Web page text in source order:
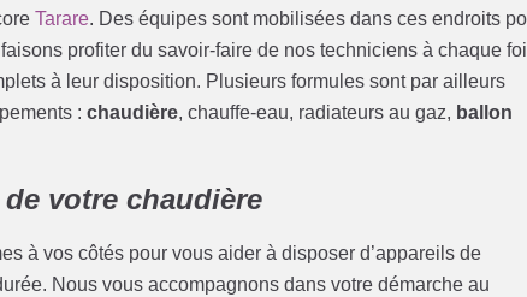
Tarare. Des équipes sont mobilisées dans ces endroits
profiter du savoir-faire de nos techniciens à chaque
à leur disposition. Plusieurs formules sont par ailleurs
:chaudière, chauffe-eau, radiateurs au gaz, ballon
votre chaudière
à vos côtés pour vous aider à disposer d’appareils de
Nous vous accompagnons dans votre démarche au